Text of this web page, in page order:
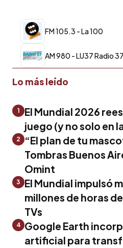
FM 105.3 - La 100
AM 980 - LU37 Radio
Lo más leído
1
El Mundial 2026
juego (y no solo en
2
“El plan de tu
Tombras Buenos
Omint
3
El Mundial impulsó
millones de horas
TVs
4 Google Earth
artificial para